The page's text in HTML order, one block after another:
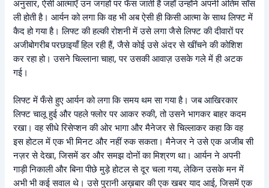
अनुसार, ऐसी आत्माएँ उन जगहों पर फँस जाती हैं जहाँ उन्होंने अपनी अंतिम साँस
ली होती है। आर्यन को लगा कि वह भी अब ऐसी ही किसी आत्मा के साथ लिफ्ट में
कैद हो गया है। लिफ्ट की हल्की रोशनी में उसे लगा जैसे लिफ्ट की दीवारों पर
अजीबोगरीब परछाइयाँ हिल रही हैं, जैसे कोई उसे अंदर से खींचने की कोशिश
कर रहा हो। उसने चिल्लाना चाहा, पर उसकी आवाज़ उसके गले में ही अटक
गई।
लिफ्ट में फँसे हुए आर्यन को लगा कि समय थम सा गया है। जब आखिरकार
लिफ्ट चालू हुई और पहले फ्लोर पर आकर रुकी, तो उसने भागकर बाहर कदम
रखा। वह सीधे रिसेप्शन की ओर भागा और मैनेजर से चिल्लाकर कहा कि वह
इस होटल में एक भी मिनट और नहीं रुक सकता। मैनेजर ने उसे एक अजीब सी
नज़र से देखा, जिसमें डर और समझ दोनों का मिश्रण था। आर्यन ने अपनी
गाड़ी निकाली और बिना पीछे मुड़े होटल से दूर चला गया, लेकिन उसके मन में
अभी भी कई सवाल थे। उसे पुरानी अख़बार की एक खबर याद आई, जिसमें एक